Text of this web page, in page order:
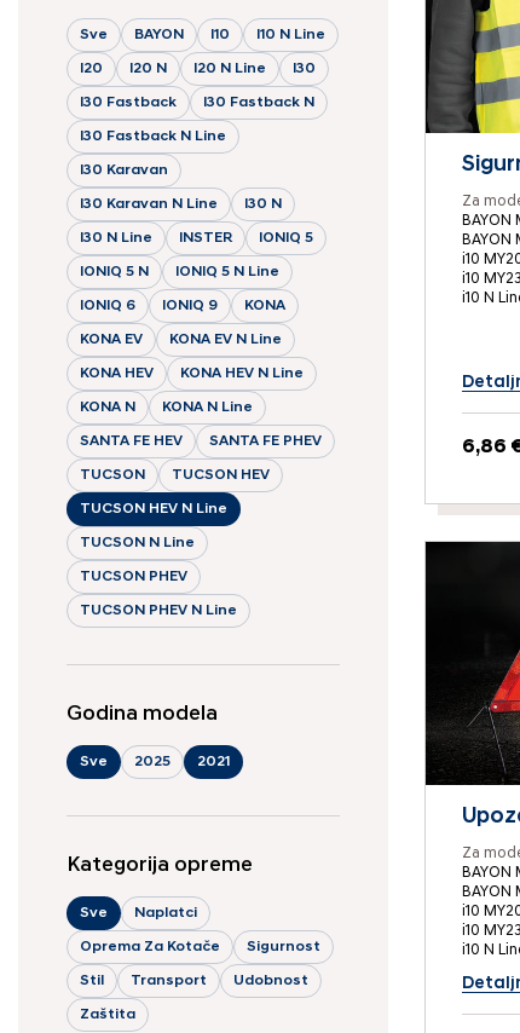
Sve BAYON I10 I10 N Line
I20 I20 N I20 N Line I30
I30 Fastback I30 Fastback N
I30 Fastback N Line
I30 Karavan
I30 Karavan N Line I30 N
I30 N Line INSTER IONIQ 5
IONIQ 5 N IONIQ 5 N Line
IONIQ 6 IONIQ 9 KONA
KONA EV KONA EV N Line
KONA HEV KONA HEV N Line
KONA N KONA N Line
SANTA FE HEV SANTA FE PHEV
TUCSON TUCSON HEV
TUCSON HEV N Line
TUCSON N Line
TUCSON PHEV
TUCSON PHEV N Line
Godina modela
Sve 2025 2021
Kategorija opreme
Sve Naplatci
Oprema Za Kotače Sigurnost
Stil Transport Udobnost
Zaštita
Za
BAYON
BAYON
i10
i10 MY23
i10 N
6,86
Za
BAYON
BAYON
i10
i10 MY23
i10 N